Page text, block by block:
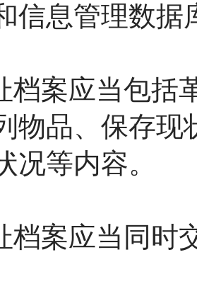
信息管理数
档案应当包括
物品、保存现
况等内容。
档案应当同时